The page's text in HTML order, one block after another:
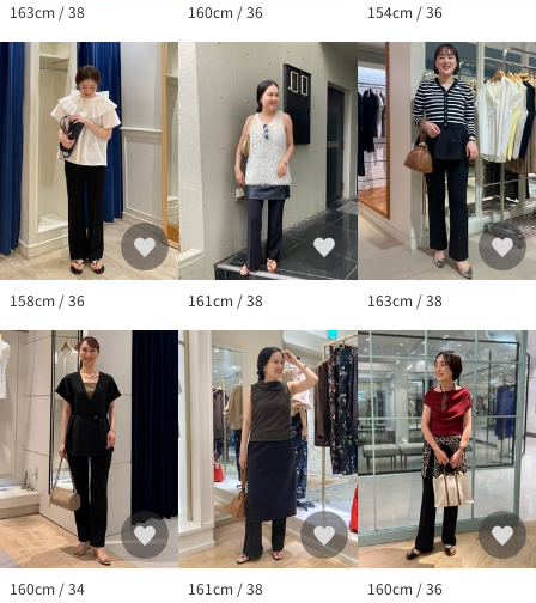
163cm / 38 160cm / 36 154cm / 36
158cm / 36 161cm / 38 163cm / 38
160cm / 34 161cm / 38 160cm / 36